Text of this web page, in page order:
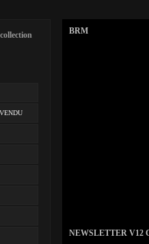
BRM
NEWSLETTER V12